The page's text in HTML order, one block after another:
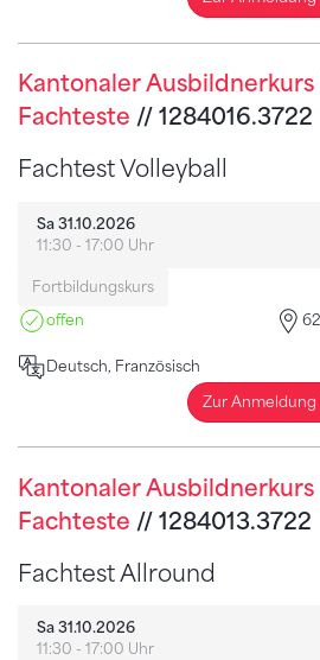
Kantonaler
Fachteste // 1284016.3722
Fachtest Volleyball
Sa 31.10.2026
11:30 - 17:00 Uhr
Fortbildungskurs
offen
Deutsch, Französisch
Zur Anmeldung
Kantonaler
Fachteste // 1284013.3722
Fachtest Allround
Sa 31.10.2026
11:30 - 17:00 Uhr